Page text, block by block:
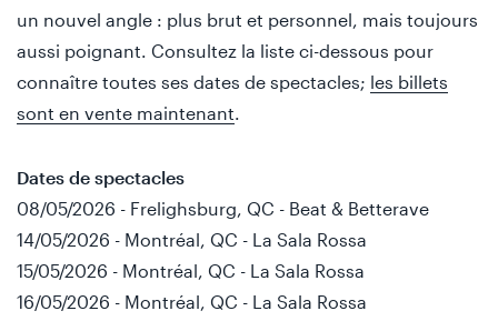
un nouvel angle : plus brut et personnel, mais toujours
aussi poignant. Consultez la liste ci-dessous pour
connaître toutes ses dates de spectacles; les billets
sont en vente maintenant.
Dates de spectacles
08/05/2026 - Frelighsburg, QC - Beat & Betterave
14/05/2026 - Montréal, QC - La Sala Rossa
15/05/2026 - Montréal, QC - La Sala Rossa
16/05/2026 - Montréal, QC - La Sala Rossa